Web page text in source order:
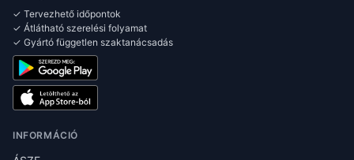
✓ Tervezhető időpontok
✓ Átlátható szerelési folyamat
✓ Gyártó független szaktanácsadás
INFORMÁCIÓ